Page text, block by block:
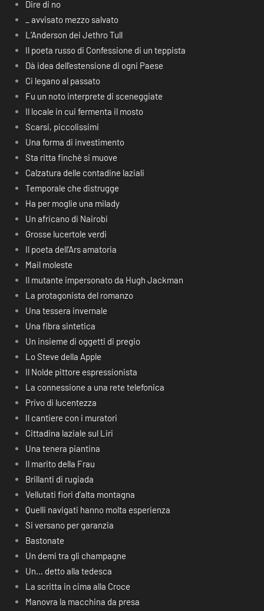
Dire di no
_ avvisato mezzo salvato
L’Anderson dei Jethro Tull
Il poeta russo di Confessione di un teppista
Dà idea dell’estensione di ogni Paese
Ci legano al passato
Fu un noto interprete di sceneggiate
Il locale in cui fermenta il mosto
Scarsi, piccolissimi
Una forma di investimento
Sta ritta finchè si muove
Calzatura delle contadine laziali
Temporale che distrugge
Ha per moglie una milady
Un africano di Nairobi
Grosse lucertole verdi
Il poeta dell’Ars amatoria
Mail moleste
Il mutante impersonato da Hugh Jackman
La protagonista del romanzo
Una tessera invernale
Una fibra sintetica
Un insieme di oggetti di pregio
Lo Steve della Apple
Il Nolde pittore espressionista
La connessione a una rete telefonica
Privo di lucentezza
Il cantiere con i muratori
Cittadina laziale sul Liri
Una tenera piantina
Il marito della Frau
Brillanti di rugiada
Vellutati fiori d’alta montagna
Quelli navigati hanno molta esperienza
Si versano per garanzia
Bastonate
Un demi tra gli champagne
Un… detto alla tedesca
La scritta in cima alla Croce
Manovra la macchina da presa